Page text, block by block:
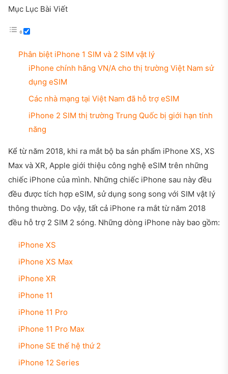
Mục Lục Bài Viết
Phân biệt iPhone 1 SIM và 2 SIM vật lý
iPhone chính hãng VN/A cho thị trường Việt Nam sử
dụng eSIM
Các nhà mạng tại Việt Nam đã hỗ trợ eSIM
iPhone 2 SIM thị trường Trung Quốc bị giới hạn tính
năng
Kể từ năm 2018, khi ra mắt bộ ba sản phẩm iPhone XS, XS
Max và XR, Apple giới thiệu công nghệ eSIM trên những
chiếc iPhone của mình. Những chiếc iPhone sau này đều
đều được tích hợp eSIM, sử dụng song song với SIM vật lý
thông thường. Do vậy, tất cả iPhone ra mắt từ năm 2018
đều hỗ trợ 2 SIM 2 sóng. Những dòng iPhone này bao gồm:
iPhone XS
iPhone XS Max
iPhone XR
iPhone 11
iPhone 11 Pro
iPhone 11 Pro Max
iPhone SE thế hệ thứ 2
iPhone 12 Series